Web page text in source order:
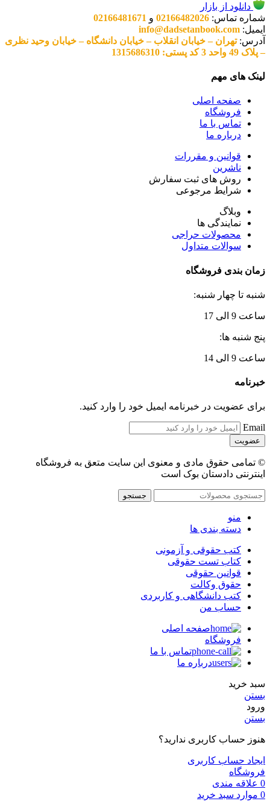
دانلود از بازار
شماره تماس: 02166482026 و 02166481671
ایمیل: info@dadsetanbook.com
آدرس:تهران – خیابان انقلاب – خیابان دانشگاه – خیابان وحید نظری
– پلاک 49 واحد 3 کد پستی: 1315686310
لینک های مهم
صفحه اصلی
فروشگاه
تماس با ما
درباره ما
قوانین و مقررات
ناشرین
روش های ثبت سفارش
شرایط مرجوعی
وبلاگ
نمایندگی ها
محصولات حراجی
سوالات متداول
زمان بندی فروشگاه
شنبه تا چهار شنبه:
ساعت 9 الی 17
پنج شنبه ها:
ساعت 9 الی 14
خبرنامه
برای عضویت در خبرنامه ایمیل خود را وارد کنید.
Email
© تمامی حقوق مادی و معنوی این سایت متعق به فروشگاه
اینترنتی دادستان بوک است
جستجو
منو
دسته بندی ها
کتب حقوقی و آزمونی
کتاب تست حقوقی
قوانین حقوقی
حقوق وکالت
کتب دانشگاهی و کاربردی
حساب من
صفحه اصلی
فروشگاه
تماس با ما
درباره ما
سبد خرید
بستن
ورود
بستن
هنوز حساب کاربری ندارید؟
ایجاد حساب کاربری
فروشگاه
0 علاقه مندی
0 موارد سبد خرید